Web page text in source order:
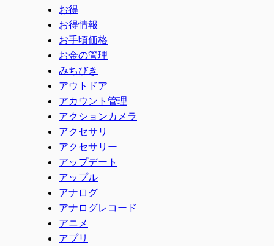
お得
お得情報
お手頃価格
お金の管理
みちびき
アウトドア
アカウント管理
アクションカメラ
アクセサリ
アクセサリー
アップデート
アップル
アナログ
アナログレコード
アニメ
アプリ